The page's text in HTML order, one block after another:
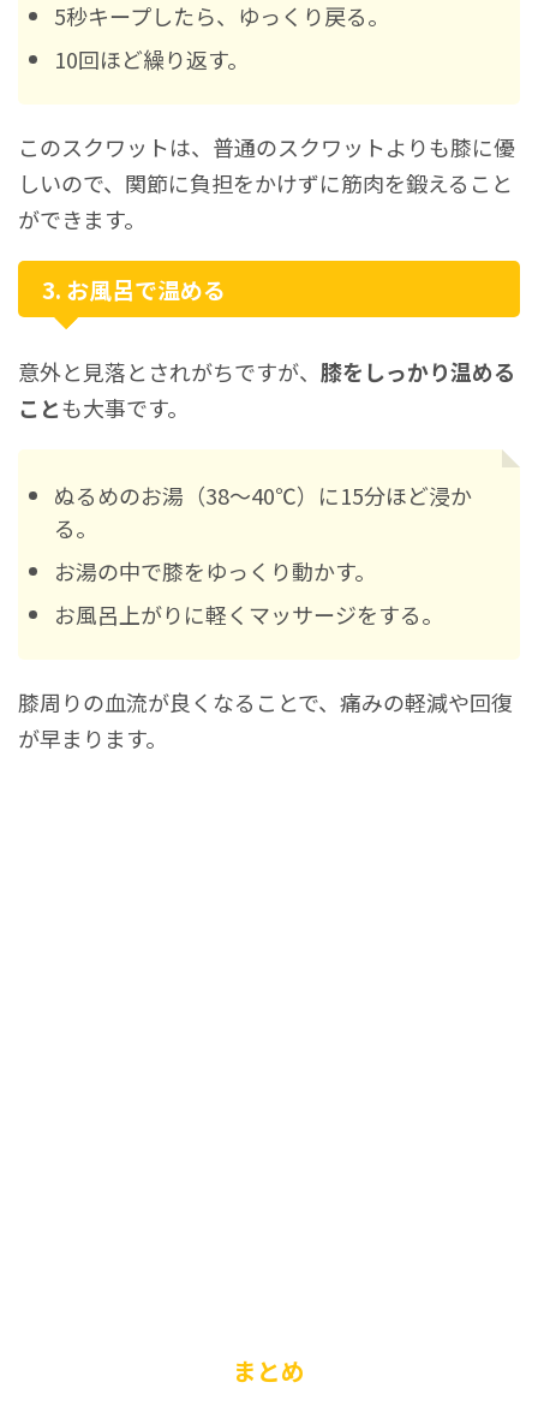
5秒キープしたら、ゆっくり戻る。
10回ほど繰り返す。
このスクワットは、普通のスクワットよりも膝に優
しいので、関節に負担をかけずに筋肉を鍛えること
ができます。
3. お風呂で温める
意外と見落とされがちですが、 膝をしっかり温める
ことも大事です。
ぬるめのお湯（38〜40℃）に15分ほど浸か
る。
お湯の中で膝をゆっくり動かす。
お風呂上がりに軽くマッサージをする。
膝周りの血流が良くなることで、痛みの軽減や回復
が早まります。
まとめ